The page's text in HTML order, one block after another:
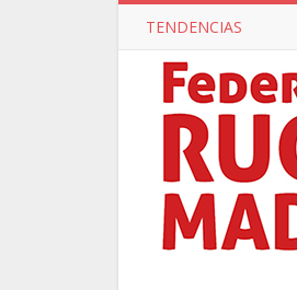
TENDENCIAS